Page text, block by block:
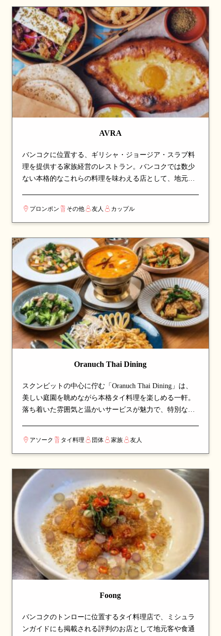
AVRA
バンコクに位置する、ギリシャ・ジョージア・スラブ料
理を提供する家族経営のレストラン。バンコクでは数少
ない本格的なこれらの料理を味わえる店として、地元客
てきたレシピを再現した一皿が魅力。化学調味料や添加
物を一切使わず、厳選した素材を100%スクラッチ（手作
り）で仕上げる伝統製法にこだわる。メニューは季節ご
とに入れ替わり、定番料理に加え新しい味との出会いも
楽しめる。4000年の歴史を持つギリシャ料理、シルクロ
ードの影響を受けたジョージア料理、東欧の滋味あふれ
るスラブ料理が一度に味わえる、家族のような温かいも
てなしが魅力の一軒。
プロンポン その他 友人 カップル
Oranuch Thai Dining
スクンビットの中心に佇む「Oranuch Thai Dining」は、
美しい庭園を眺めながら本格タイ料理を楽しめる一軒。
落ち着いた雰囲気と温かいサービスが魅力で、特別な日
ハンやパンダンティーも人気。丁寧な接客と居心地の良
い空間、そして手頃な価格が揃い、バンコクでも高い評
価を集めるタイ料理レストランです。
アソーク タイ料理 団体 家族 友人
Foong
バンコクのトンローに位置するタイ料理店で、ミシュラ
ンガイドにも掲載される評判のお店として地元客や食通